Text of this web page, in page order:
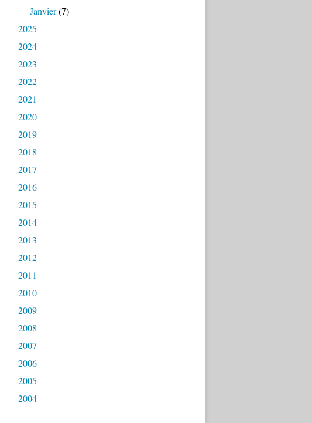
Janvier(7)
2025
2024
2023
2022
2021
2020
2019
2018
2017
2016
2015
2014
2013
2012
2011
2010
2009
2008
2007
2006
2005
2004